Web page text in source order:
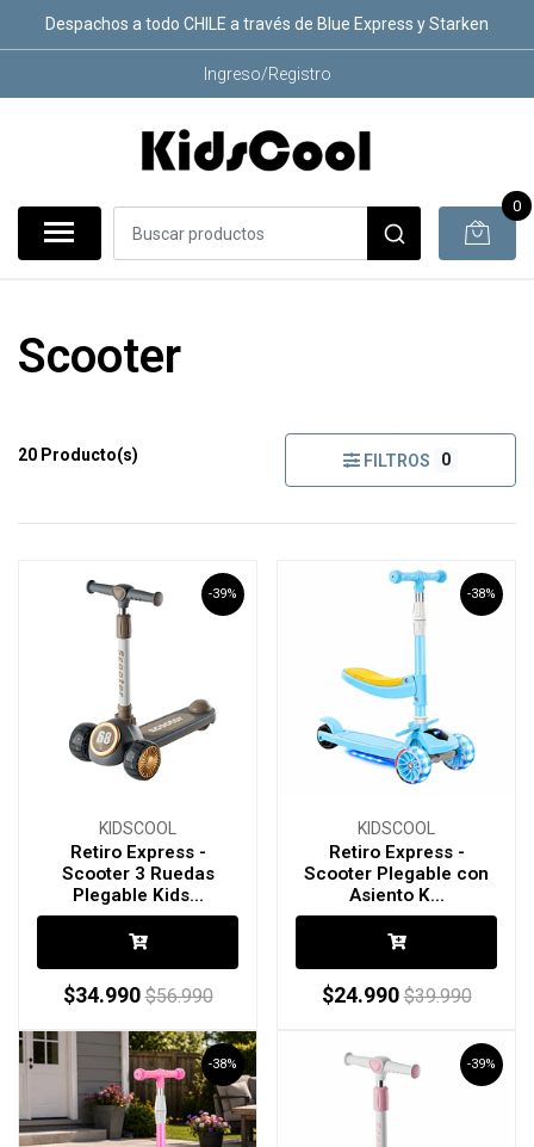
Despachos a todo CHILE a través de Blue Express y Starken
Ingreso/Registro
0
Scooter
20 Producto(s) FILTROS 0
-39%
KIDSCOOL
Retiro Express -
Scooter 3 Ruedas
Plegable Kids...
$34.990 $56.990
-38%
KIDSCOOL
Retiro Express -
Scooter Plegable con
Asiento K...
$24.990 $39.990
-38% -39%